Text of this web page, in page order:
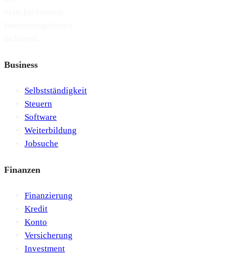
Business
Selbstständigkeit
Steuern
Software
Weiterbildung
Jobsuche
Finanzen
Finanzierung
Kredit
Konto
Versicherung
Investment